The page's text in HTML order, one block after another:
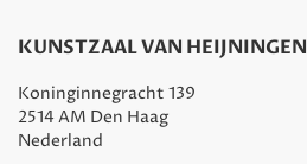
KUNSTZAAL VAN HEIJNINGEN
Koninginnegracht 139
2514 AM Den Haag
Nederland